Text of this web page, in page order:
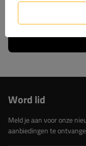
Word lid
Meld je aan voor onze
aanbiedingen te